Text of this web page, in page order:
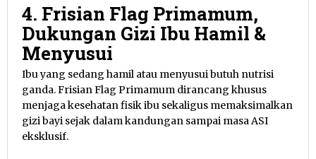
4. Frisian Flag Primamum,
Dukungan Gizi Ibu Hamil &
Menyusui
Ibu yang sedang hamil atau menyusui butuh nutrisi
ganda. Frisian Flag Primamum dirancang khusus
menjaga kesehatan fisik ibu sekaligus memaksimalkan
gizi bayi sejak dalam kandungan sampai masa ASI
eksklusif.